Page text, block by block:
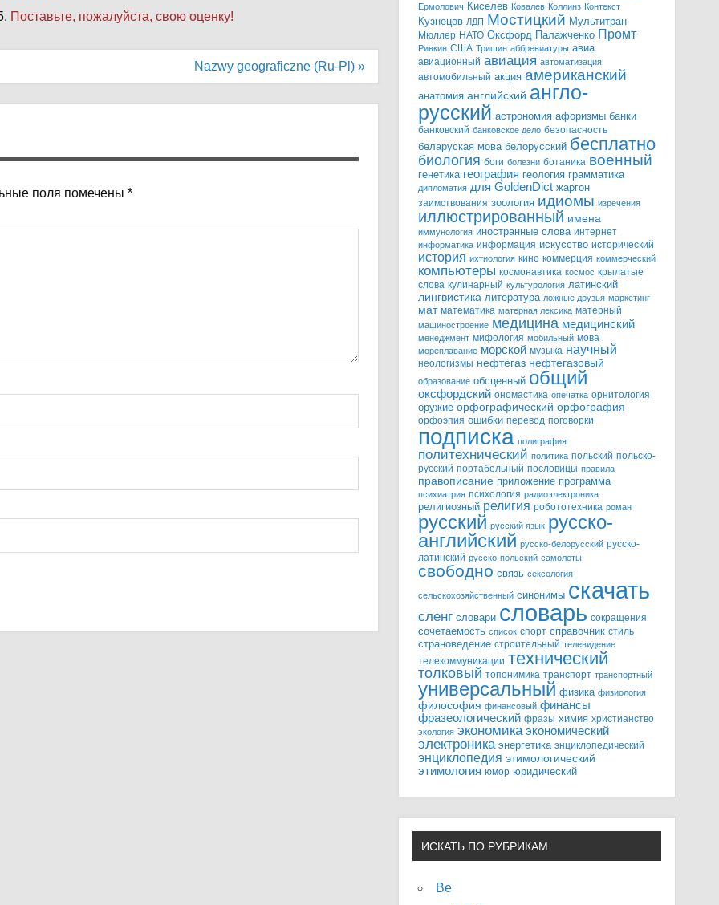
Поставьте, пожалуйста, свою оценку!
Nazwy geograficzne (Ru-Pl) »
поля помечены *
Ермолович Киселев Ковалев Коллинз Контекст
Кузнецов ЛДП Мостицкий Мультитран
Мюллер НАТО Оксфорд Палажченко Промт
Ривкин США Тришин аббревиатуры авиа
авиационный авиация автоматизация
автомобильный акция американский
анатомия английский англо-
русский астрономия афоризмы банки
банковский банковское дело безопасность
беларуская мова белорусский бесплатно
биология боги болезни ботаника военный
генетика география геология грамматика
дипломатия для GoldenDict жаргон
заимствования зоология идиомы изречения
иллюстрированный имена
иммунология иностранные слова интернет
информатика информация искусство исторический
история ихтиология кино коммерция коммерческий
компьютеры космонавтика космос крылатые
слова кулинарный культурология латинский
лингвистика литература ложные друзья маркетинг
мат математика матерная лексика матерный
машиностроение медицина медицинский
менеджмент мифология мобильный мова
мореплавание морской музыка научный
неологизмы нефтегаз нефтегазовый
образование обсценный общий
оксфордский ономастика опечатка орнитология
оружие орфографический орфография
орфоэпия ошибки перевод поговорки
подписка полиграфия
политехнический политика польский польско-
русский портабельный пословицы правила
правописание приложение программа
психиатрия психология радиоэлектроника
религиозный религия робототехника роман
русский русский язык русско-
английский русско-белорусский русско-
латинский русско-польский самолеты
свободно связь сексология
сельскохозяйственный синонимы скачать
сленг словари словарь сокращения
сочетаемость список спорт справочник стиль
страноведение строительный телевидение
телекоммуникации технический
толковый топонимика транспорт транспортный
универсальный физика физиология
философия финансовый финансы
фразеологический фразы химия христианство
экология экономика экономический
электроника энергетика энциклопедический
энциклопедия этимологический
этимология юмор юридический
ИСКАТЬ ПО РУБРИКАМ
Be